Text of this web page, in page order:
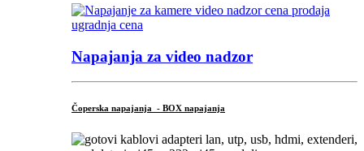
Napajanja za video nadzor
Čoperska napajanja - BOX napajanja